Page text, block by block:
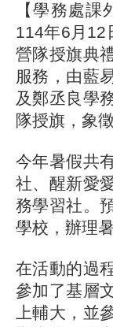
【學務處
114年6月12
營隊授旗典
服務，由藍
及鄭丞良學
隊授旗，象
今年暑假共
社、醒新愛
務學習社。
學校，辦理
在活動的過
參加了基層
上輔大，並